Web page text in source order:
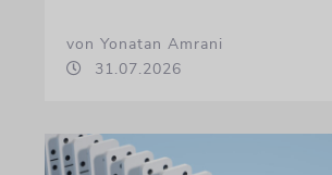
von Yonatan Amrani
31.07.2026